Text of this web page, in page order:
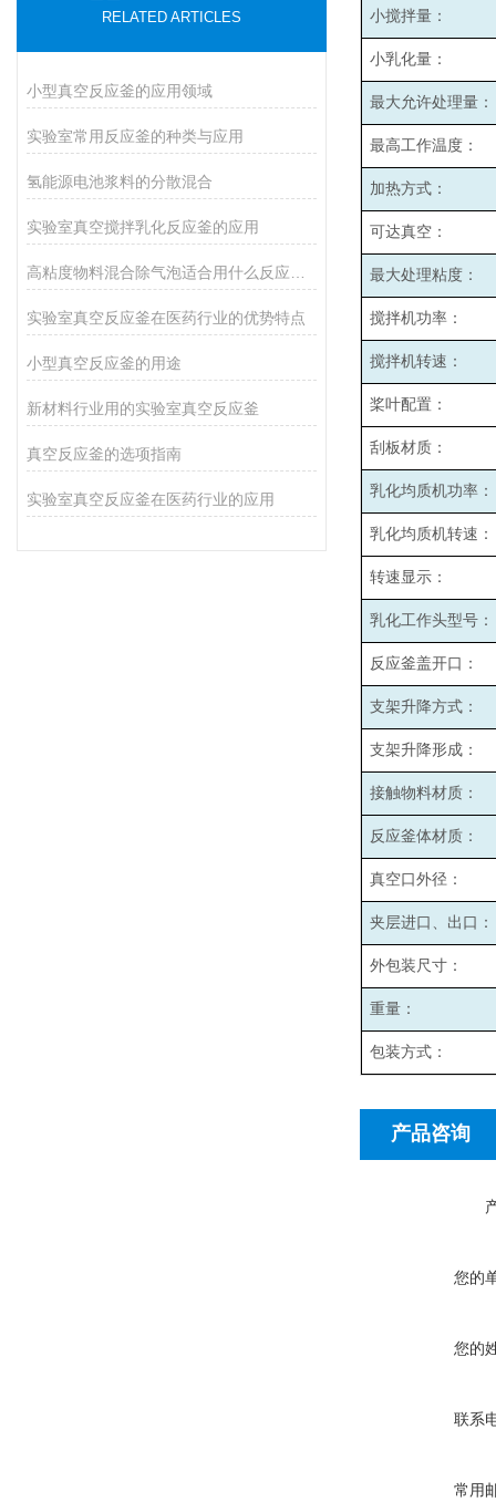
RELATED ARTICLES
小型真空反应釜的应用领域
实验室常用反应釜的种类与应用
氢能源电池浆料的分散混合
实验室真空搅拌乳化反应釜的应用
实验室真空反应釜在医药行业的优势特点
小型真空反应釜的用途
新材料行业用的实验室真空反应釜
真空反应釜的选项指南
实验室真空反应釜在医药行业的应用
小搅拌量：
小乳化量：
最大允许处理量：
最高工作温度：
加热方式：
可达真空：
最大处理粘度：
搅拌机功率：
搅拌机转速：
桨叶配置：
刮板材质：
乳化均质机功率：
乳化均质机转速：
转速显示：
乳化工作头型号：
反应釜盖开口：
支架升降方式：
支架升降形成：
接触物料材质：
反应釜体材质：
真空口外径：
夹层进口、出口：
外包装尺寸：
重量：
包装方式：
产品咨询
您的
您的
联系
常用